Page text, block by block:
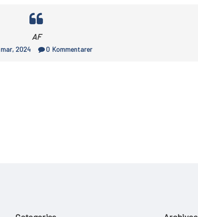
AF
2024 0 Kommentarer